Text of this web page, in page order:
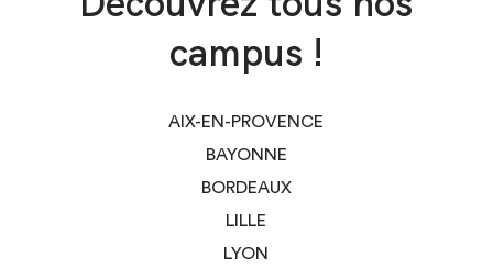
campus !
AIX-EN-PROVENCE
BAYONNE
BORDEAUX
LILLE
LYON